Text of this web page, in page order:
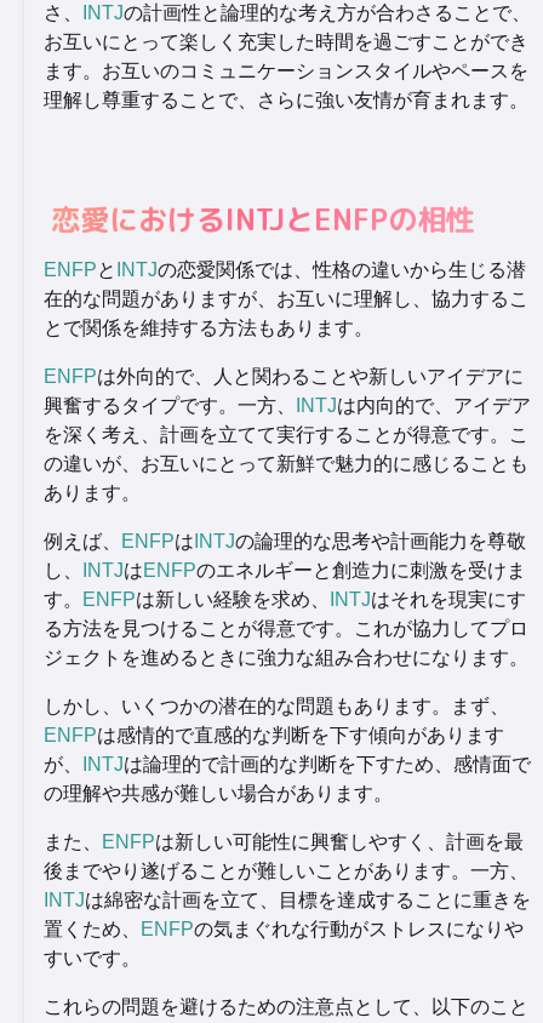
さ、
INTJの計画性と論理的な考え方が合わさることで、
お互いにとって楽しく充実した時間を過ごすことができ
ます。お互いのコミュニケーションスタイルやペースを
理解し尊重することで、さらに強い友情が育まれます。
恋愛におけるINTJとENFPの相性
ENFPと INTJの恋愛関係では、性格の違いから生じる潜
在的な問題がありますが、お互いに理解し、協力するこ
とで関係を維持する方法もあります。
ENFPは外向的で、人と関わることや新しいアイデアに
興奮するタイプです。一方、
INTJは内向的で、アイデア
を深く考え、計画を立てて実行することが得意です。こ
の違いが、お互いにとって新鮮で魅力的に感じることも
あります。
例えば、 ENFPは INTJの論理的な思考や計画能力を尊敬
し、
INTJはENFPのエネルギーと創造力に刺激を受けま
す。
ENFPは新しい経験を求め、 INTJはそれを現実にす
る方法を見つけることが得意です。これが協力してプロ
ジェクトを進めるときに強力な組み合わせになります。
しかし、いくつかの潜在的な問題もあります。まず、
ENFPは感情的で直感的な判断を下す傾向があります
が、
INTJは論理的で計画的な判断を下すため、感情面で
の理解や共感が難しい場合があります。
また、 ENFPは新しい可能性に興奮しやすく、計画を最
後までやり遂げることが難しいことがあります。一方、
INTJは綿密な計画を立て、目標を達成することに重きを
置くため、
ENFPの気まぐれな行動がストレスになりや
すいです。
これらの問題を避けるための注意点として、以下のこと